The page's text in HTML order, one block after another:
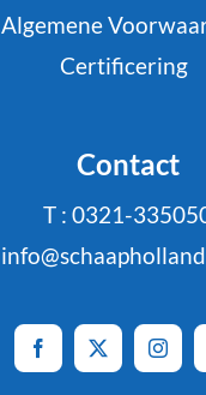
Algemene
Certificering
Contact
T : 0321-